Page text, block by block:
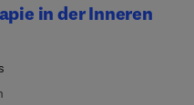
in der Inneren